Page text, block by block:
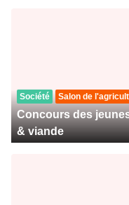
Société Salon de
Concours des
& viande